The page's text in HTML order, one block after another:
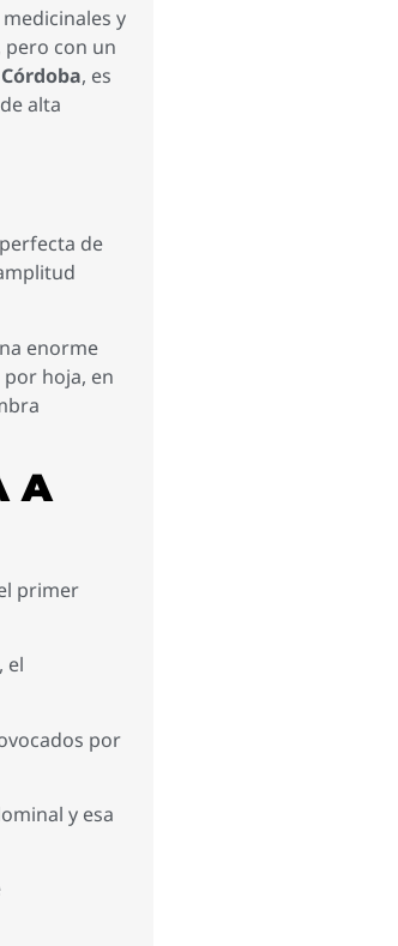
y
con un
, es
alta
de
enorme
por hoja, en
A
primer
el
por
y esa